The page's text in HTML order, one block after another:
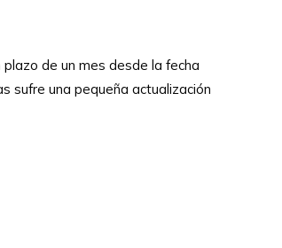
de un mes desde la fecha
sufre una pequeña actualización